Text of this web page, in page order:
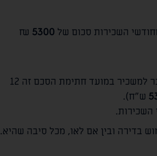
השכירות סכום של 5300
₪
לחודש. להקלת הגביה ימסור השוכר למשכיר במועד חתימת הסכם זה 12
ש"ח).
השכירות.
בדירה ובין אם לאו, מכל סיבה שהיא.